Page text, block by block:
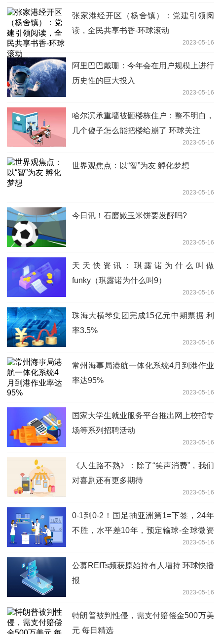
张家港经开区（杨舍镇）：党建引领阅
读，全民共享书香-环球滚动
2023-05-16
阿里巴巴戴珊：今年会在用户规模上进行
历史性的巨大投入
2023-05-16
哈尔滨承重墙被砸楼栋住户：整不明白，
几个傻子怎么能把楼给崩了 环球关注
2023-05-16
世界观焦点：以“智”为友 孵化梦想
2023-05-16
今日讯！石磨嫩玉米饼要发酵吗?
2023-05-16
天天快资讯：琪露诺为什么叫做
funky（琪露诺为什么叫9）
2023-05-16
珠海大横琴集团完成15亿元中期票据 利
率3.5%
2023-05-16
常州海事局港航一体化系统4月到港作业
率达95%
2023-05-16
国家大学生就业服务平台推出网上校招专
场等系列招聘活动
2023-05-16
《人生路不熟》：除了“笑声消费”，我们
对喜剧还有更多期待
2023-05-16
0-1到0-2！国足抽亚洲第1=下签，24年
不胜，水平差10年，预定输球-全球微资
2023-05-16
公募REITs频获原始持有人增持 环球快播
报
2023-05-16
特朗普被判性侵，需支付赔偿金500万美
元 每日精选